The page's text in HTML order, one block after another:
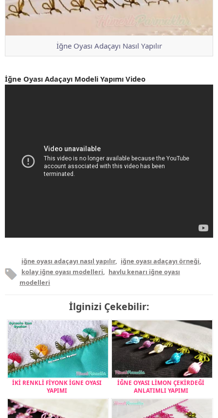
İğne Oyası Adaçayı Nasıl Yapılır
İğne Oyası Adaçayı Modeli Yapımı Video
iğne oyası adaçayı nasıl yapılır, iğne oyası adaçayı örneği,
kolay iğne oyası modelleri, havlu kenarı iğne oyası
modelleri
İlginizi Çekebilir:
İKİ RENKLİ FİYONK İGNE OYASI
YAPIMI
İĞNE OYASI LİMON ÇEKİRDEĞİ
ANLATIMLI YAPIMI